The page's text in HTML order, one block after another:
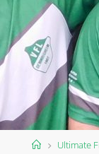
StartUltimate